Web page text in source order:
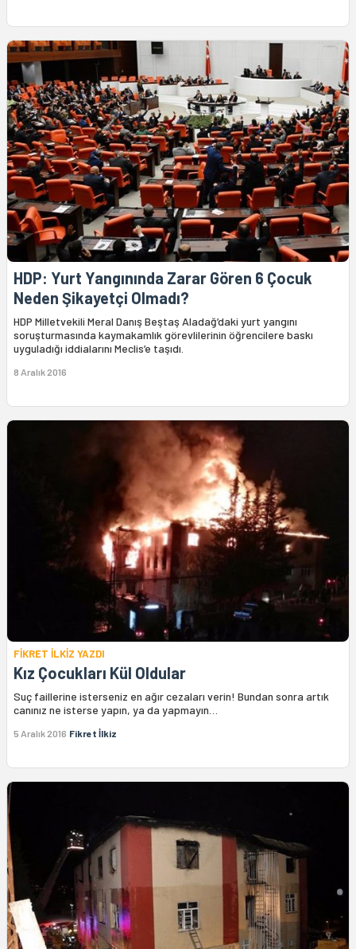
HDP: Yurt Yangınında Zarar Gören 6 Çocuk
Neden Şikayetçi Olmadı?
HDP Milletvekili Meral Danış Beştaş Aladağ’daki yurt yangını
soruşturmasında kaymakamlık görevlilerinin öğrencilere baskı
uyguladığı iddialarını Meclis’e taşıdı.
8 Aralık 2016
FİKRET İLKİZ YAZDI
Kız Çocukları Kül Oldular
Suç faillerine isterseniz en ağır cezaları verin! Bundan sonra artık
canınız ne isterse yapın, ya da yapmayın…
5 Aralık 2016 Fikret İlkiz